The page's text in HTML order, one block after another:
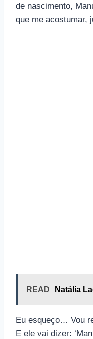
de nascimento,
que me acostumar,
READ Natália
Eu esqueço… Vou
E ele vai dizer: